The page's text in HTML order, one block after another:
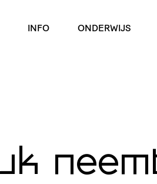
INFO ONDERWIJS